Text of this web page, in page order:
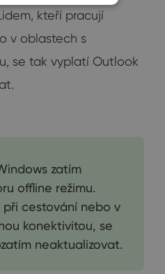
kteří pracují
v oblastech s
se tak vyplatí Outlook
zatím
offline režimu.
cestování nebo v
konektivitou, se
neaktualizovat.